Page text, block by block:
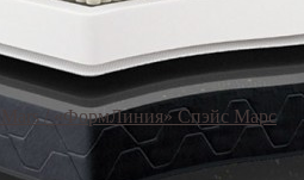
Mars / «ФормЛиния» Спэйс Марс